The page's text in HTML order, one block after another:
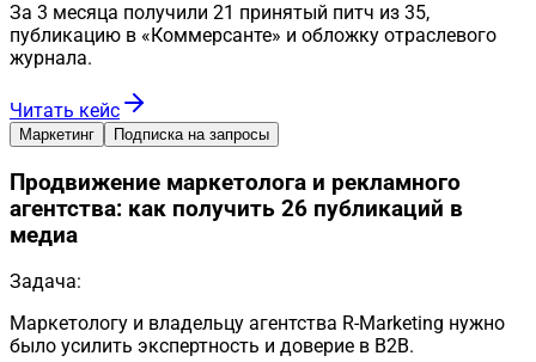
За 3 месяца получили 21 принятый питч из 35,
публикацию в «Коммерсанте» и обложку отраслевого
журнала.
Читать кейс
Маркетинг Подписка на запросы
Продвижение маркетолога и рекламного
агентства: как получить 26 публикаций в
медиа
Задача:
Маркетологу и владельцу агентства R-Marketing нужно
было усилить экспертность и доверие в B2B.